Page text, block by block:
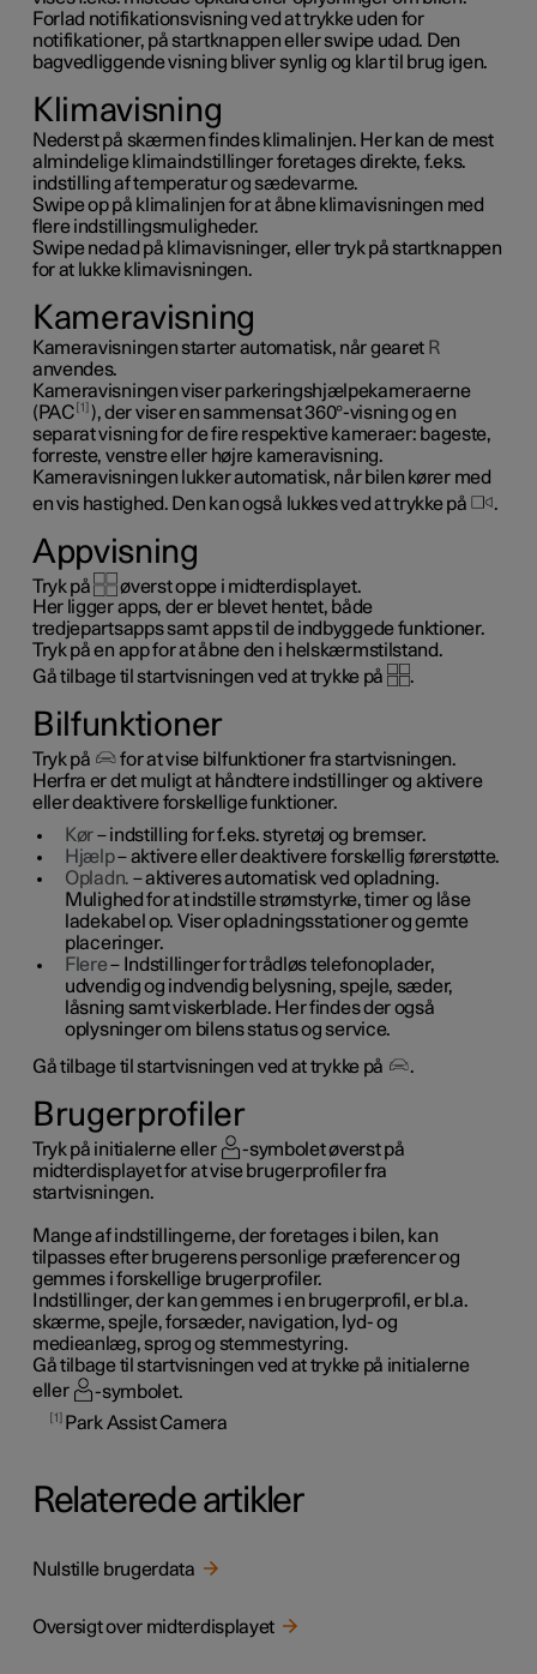
Forlad notifikationsvisning ved at trykke uden for
notifikationer, på startknappen eller swipe udad. Den
bagvedliggende visning bliver synlig og klar til brug igen.
Klimavisning
Nederst på skærmen findes klimalinjen. Her kan de mest
almindelige klimaindstillinger foretages direkte, f.eks.
indstilling af temperatur og sædevarme.
Swipe op på klimalinjen for at åbne klimavisningen med
flere indstillingsmuligheder.
Swipe nedad på klimavisninger, eller tryk på startknappen
for at lukke klimavisningen.
Kameravisning
Kameravisningen starter automatisk, når gearet R
anvendes.
Kameravisningen viser parkeringshjælpekameraerne
(PAC 1
), der viser en sammensat 360°-visning og en
separat visning for de fire respektive kameraer: bageste,
forreste, venstre eller højre kameravisning.
Kameravisningen lukker automatisk, når bilen kører med
en vis hastighed. Den kan også lukkes ved at trykke på
.
Appvisning
Tryk på
øverst oppe i midterdisplayet.
Her ligger apps, der er blevet hentet, både
tredjepartsapps samt apps til de indbyggede funktioner.
Tryk på en app for at åbne den i helskærmstilstand.
Gå tilbage til startvisningen ved at trykke på
.
Bilfunktioner
Tryk på
for at vise bilfunktioner fra startvisningen.
Herfra er det muligt at håndtere indstillinger og aktivere
eller deaktivere forskellige funktioner.
Kør– indstilling for f.eks. styretøj og bremser.
Hjælp– aktivere eller deaktivere forskellig førerstøtte.
Opladn. – aktiveres automatisk ved opladning.
Mulighed for at indstille strømstyrke, timer og låse
ladekabel op. Viser opladningsstationer og gemte
placeringer.
Flere– Indstillinger for trådløs telefonoplader,
udvendig og indvendig belysning, spejle, sæder,
låsning samt viskerblade. Her findes der også
oplysninger om bilens status og service.
Gå tilbage til startvisningen ved at trykke på
.
Brugerprofiler
Tryk på initialerne eller
-symbolet øverst på
midterdisplayet for at vise brugerprofiler fra
startvisningen.
Mange af indstillingerne, der foretages i bilen, kan
tilpasses efter brugerens personlige præferencer og
gemmes i forskellige brugerprofiler.
Indstillinger, der kan gemmes i en brugerprofil, er bl.a.
skærme, spejle, forsæder, navigation, lyd- og
medieanlæg, sprog og stemmestyring.
Gå tilbage til startvisningen ved at trykke på initialerne
eller
-symbolet.
1 Park Assist Camera
Relaterede artikler
Nulstille brugerdata
Oversigt over midterdisplayet